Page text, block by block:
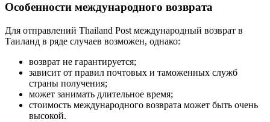
Особенности международного возврата
Для отправлений Thailand Post международный возврат в
Таиланд в ряде случаев возможен, однако:
возврат не гарантируется;
зависит от правил почтовых и таможенных служб
страны получения;
может занимать длительное время;
стоимость международного возврата может быть очень
высокой.